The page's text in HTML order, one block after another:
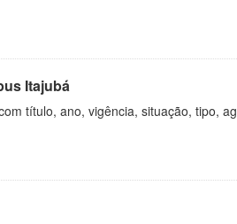
Itajubá
título, ano, vigência, situação, tipo,